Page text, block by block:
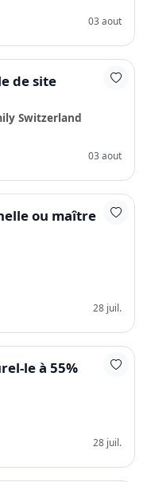
03 aout
de site
Switzerland
03 aout
ou maître
28 juil.
le à 55%
28 juil.